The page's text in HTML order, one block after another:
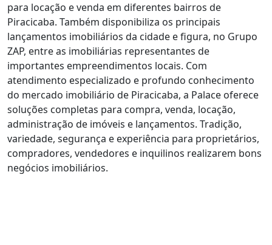
para locação e venda em diferentes bairros de
Piracicaba. Também disponibiliza os principais
lançamentos imobiliários da cidade e figura, no Grupo
ZAP, entre as imobiliárias representantes de
importantes empreendimentos locais. Com
atendimento especializado e profundo conhecimento
do mercado imobiliário de Piracicaba, a Palace oferece
soluções completas para compra, venda, locação,
administração de imóveis e lançamentos. Tradição,
variedade, segurança e experiência para proprietários,
compradores, vendedores e inquilinos realizarem bons
negócios imobiliários.